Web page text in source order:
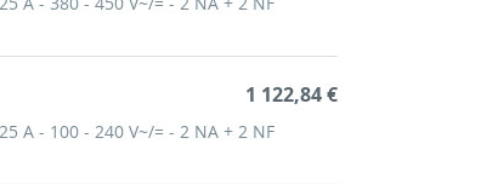
A - 100 - 240 V~/= - 2 NA + 2 NF
1 122,84 €